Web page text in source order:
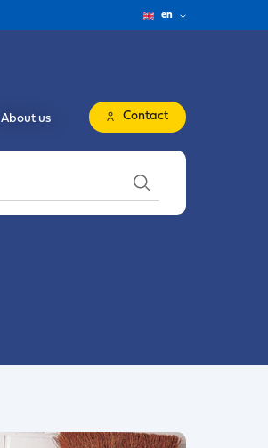
en
About us Contact